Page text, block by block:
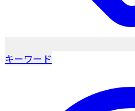
キーワード